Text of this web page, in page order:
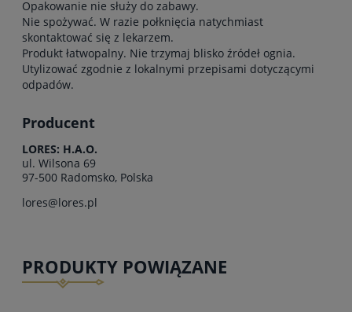
Opakowanie nie służy do zabawy.
Nie spożywać. W razie połknięcia natychmiast
skontaktować się z lekarzem.
Produkt łatwopalny. Nie trzymaj blisko źródeł ognia.
Utylizować zgodnie z lokalnymi przepisami dotyczącymi
odpadów.
Producent
LORES: H.A.O.
ul. Wilsona 69
97-500 Radomsko, Polska
lores@lores.pl
PRODUKTY POWIĄZANE